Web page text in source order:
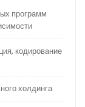
программ
кодирование
холдинга